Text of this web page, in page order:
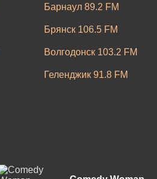
Барнаул 89.2 FM
Брянск 106.5 FM
Волгодонск 103.2 FM
Геленджик 91.8 FM
FM
Кострома 99.3 FM